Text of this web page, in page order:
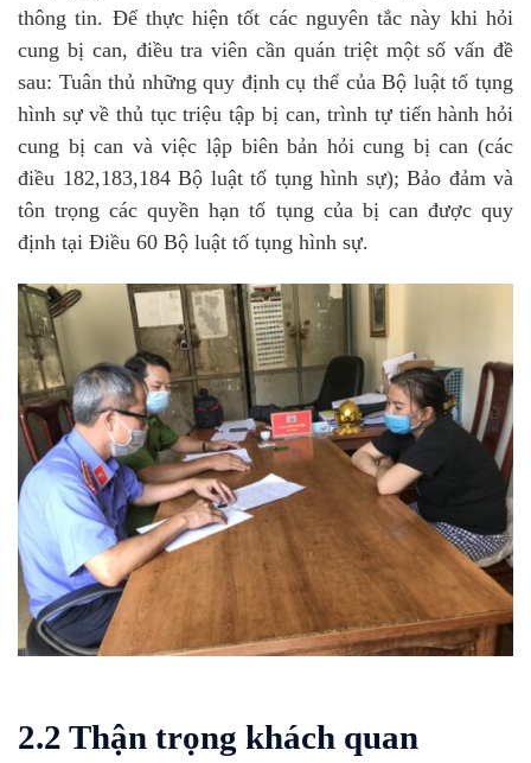
thông tin. Để thực hiện tốt các nguyên tắc này khi hỏi
cung bị can, điều tra viên cần quán triệt một số vấn đề
sau: Tuân thủ những quy định cụ thể của Bộ luật tố tụng
hình sự về thủ tục triệu tập bị can, trình tự tiến hành hỏi
cung bị can và việc lập biên bản hỏi cung bị can (các
điều 182,183,184 Bộ luật tố tụng hình sự); Bảo đảm và
tôn trọng các quyền hạn tố tụng của bị can được quy
định tại Điều 60 Bộ luật tố tụng hình sự.
2.2 Thận trọng khách quan